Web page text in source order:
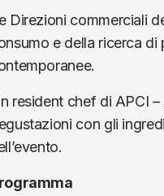
Direzioni commerciali
e della ricerca di
resident chef di APCI
con gli